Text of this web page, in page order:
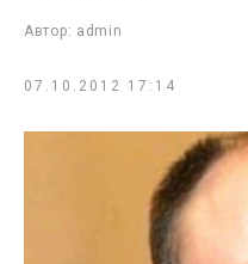
Автор: admin
07.10.2012 17:14